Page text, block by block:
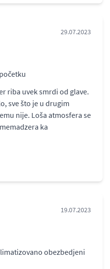
29.07.2023
riba uvek smrdi od glave.
sve što je u drugim
nije. Loša atmosfera se
ka
19.07.2023
obezbedjeni